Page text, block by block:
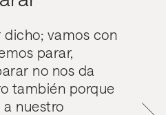
vamos con
parar,
no nos da
también porque
nuestro